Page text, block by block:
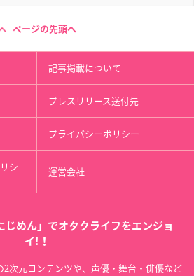
ページの先頭へ
記事掲載について
プレスリリース送付先
プライバシーポリシー
シ 運営会社
じめん」でオタクライフをエンジョ
イ!！
次元コンテンツや、声優・舞台・俳優など